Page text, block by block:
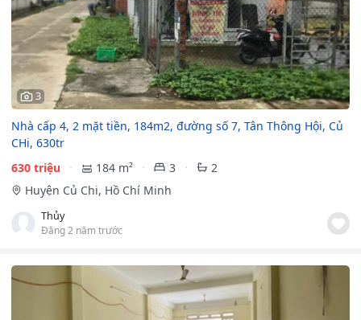
3
Nhà cấp 4, 2 mặt tiền, 184m2, đường số 7, Tân Thông Hội, Củ
CHi, 630tr
630 triệu
184 m² 3
2
Huyện Củ Chi, Hồ Chí Minh
Thủy
Đăng 2 năm trước